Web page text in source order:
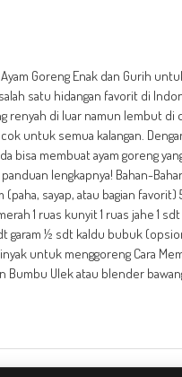
Goreng Enak dan Gurih
satu hidangan favorit di
renyah di luar namun lembut di
untuk semua kalangan.
bisa membuat ayam goreng
lengkapnya! Bahan-
(paha, sayap, atau bagian
1 ruas kunyit 1 ruas jahe 1
garam ½ sdt kaldu bubuk
untuk menggoreng Cara
Bumbu Ulek atau blender